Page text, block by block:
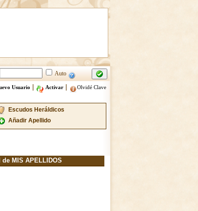
Auto
Usuario | Activar| Olvidé Clave
Escudos Heráldicos
Añadir Apellido
MIS APELLIDOS